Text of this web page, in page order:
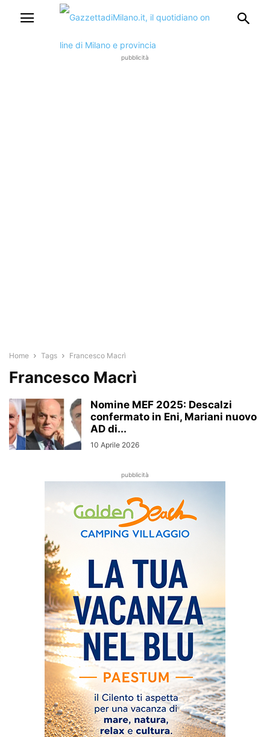
pubblicità
Home Tags Francesco Macrì
Francesco Macrì
Nomine MEF 2025: Descalzi
confermato in Eni, Mariani nuovo
AD di...
10 Aprile 2026
pubblicità